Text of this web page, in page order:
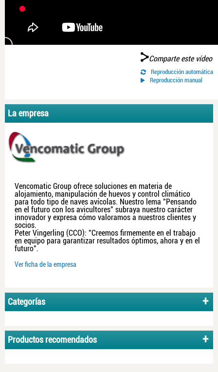
Comparte este vídeo
Reproducción automática
Reproducción manual
La empresa
Vencomatic Group ofrece soluciones en materia de
alojamiento, manipulación de huevos y control climático
para todo tipo de naves avícolas. Nuestro lema "Pensando
en el futuro con los avicultores" subraya nuestro carácter
innovador y expresa cómo valoramos a nuestros clientes y
socios.
Peter Vingerling (CCO): "Creemos firmemente en el trabajo
en equipo para garantizar resultados óptimos, ahora y en el
futuro".
Ver ficha de la empresa
Categorías
Productos recomendados